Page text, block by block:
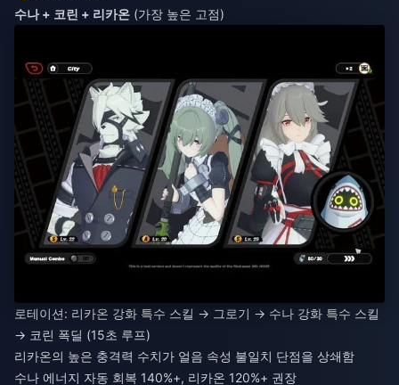
수나 + 코린 + 리카온 (가장 높은 고점)
로테이션: 리카온 강화 특수 스킬 → 그로기 → 수나 강화 특수 스킬
→ 코린 폭딜 (15초 루프)
리카온의 높은 충격력 수치가 얼음 속성 불일치 단점을 상쇄함
수나 에너지 자동 회복 140%+, 리카온 120%+ 권장